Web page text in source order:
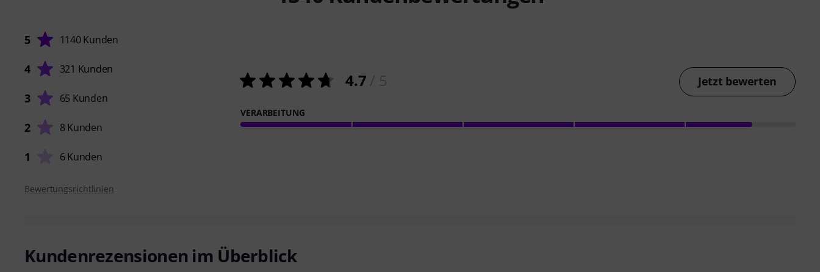
5 1140 Kunden
4 321 Kunden
3 65 Kunden
2 8 Kunden
1 6 Kunden
4.7 Jetzt bewerten
VERARBEITUNG
Bewertungsrichtlinien
Kundenrezensionen im Überblick